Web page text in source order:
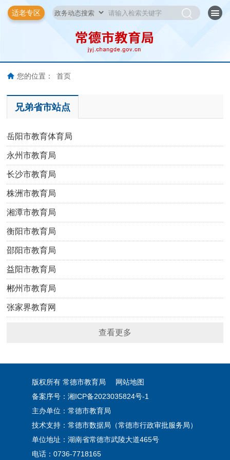
适老专区
您的位置： 首页
兄弟省市站点
岳阳市教育体育局
永州市教育局
长沙市教育局
株洲市教育局
湘潭市教育局
衡阳市教育局
邵阳市教育局
益阳市教育局
郴州市教育局
张家界教育网
查看更多
版权所有 常德市教育局
网站地图
备案序号： 湘ICP备2023035824号-1
主办单位：常德市教育局
技术支持：常德市数据局（常德市行政审批服务局）
单位地址：湖南省常德市武陵大道465号
电话：0736-7718165